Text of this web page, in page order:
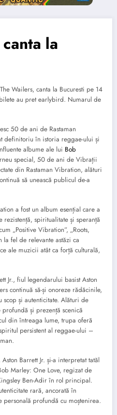
la
Wailers, canta la Bucuresti pe 14
au pret earlybird. Numarul de
50 de ani de Rastaman
definitoriu în istoria reggae-ului și
albume ale lui Bob
special, 50 de ani de Vibrații
din Rastaman Vibration, alături
să unească publicul de-a
a fost un album esențial care a
rezistență, spiritualitate și speranță
„Positive Vibration”, „Roots,
la fel de relevante astăzi ca
ale muzicii atât ca forță culturală,
Jr., fiul legendarului basist Aston
continuă să-și onoreze rădăcinile,
și autenticitate. Alături de
și prezență scenică
din întreaga lume, trupa oferă
persistent al reggae-ului –
Barrett Jr. și-a interpretat tatăl
Marley: One Love, regizat de
Ben-Adir în rol principal.
rară, ancorată în
profundă cu moștenirea.